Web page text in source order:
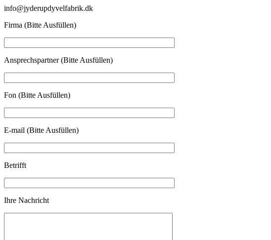
info@jyderupdyvelfabrik.dk
Firma (Bitte Ausfüllen)
Ansprechspartner (Bitte Ausfüllen)
Fon (Bitte Ausfüllen)
E-mail (Bitte Ausfüllen)
Betrifft
Ihre Nachricht